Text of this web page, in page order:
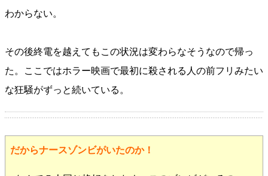
わからない。
その後終電を越えてもこの状況は変わらなそうなので帰っ
た。ここではホラー映画で最初に殺される人の前フリみたい
な狂騒がずっと続いている。
だからナースゾンビがいたのか！